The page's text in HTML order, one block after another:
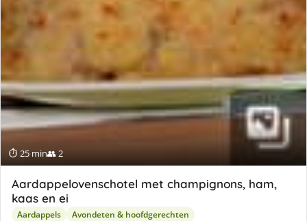
⏱ 25 min👥 2
Aardappelovenschotel met champignons, ham,
kaas en ei
Aardappels Avondeten & hoofdgerechten